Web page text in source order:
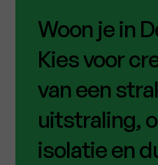
Woon je in
Kies voor
van een
uitstraling,
isolatie en